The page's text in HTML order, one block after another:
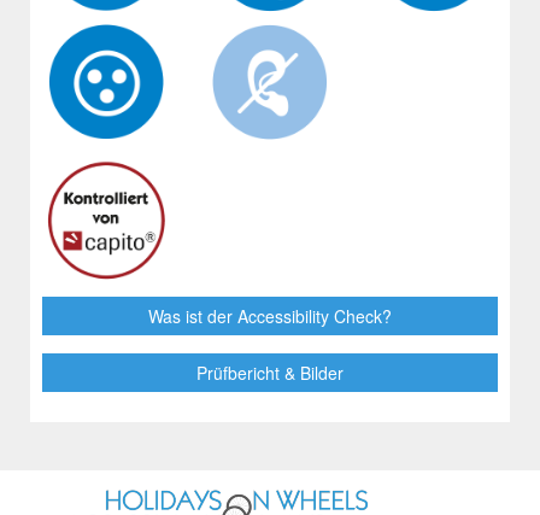
Was ist der Accessibility Check?
Prüfbericht & Bilder